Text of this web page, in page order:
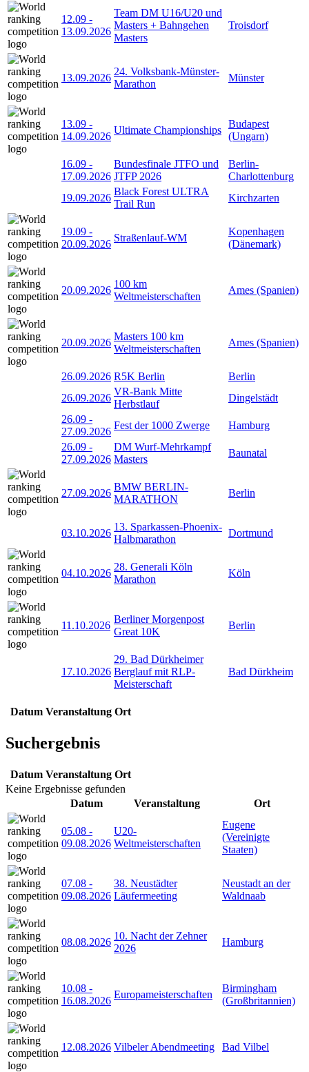
12.09 -
13.09.2026
Team DM U16/U20 und
Masters + Bahngehen
Masters
Troisdorf
13.09.2026
24. Volksbank-Münster-
Marathon
Münster
13.09 -
14.09.2026
Ultimate Championships
Budapest
(Ungarn)
16.09 -
17.09.2026
Bundesfinale JTFO und
JTFP 2026
Berlin-
Charlottenburg
19.09.2026
Black Forest ULTRA
Trail Run
Kirchzarten
19.09 -
20.09.2026
Straßenlauf-WM
Kopenhagen
(Dänemark)
20.09.2026
100 km
Weltmeisterschaften
Ames (Spanien)
20.09.2026
Masters 100 km
Weltmeisterschaften
Ames (Spanien)
26.09.2026 R5K Berlin
Berlin
26.09.2026
VR-Bank Mitte
Herbstlauf
Dingelstädt
26.09 -
27.09.2026
Fest der 1000 Zwerge
Hamburg
26.09 -
27.09.2026
DM Wurf-Mehrkampf
Masters
Baunatal
27.09.2026
BMW BERLIN-
MARATHON
Berlin
03.10.2026
13. Sparkassen-Phoenix-
Halbmarathon
Dortmund
04.10.2026
28. Generali Köln
Marathon
Köln
11.10.2026
Berliner Morgenpost
Great 10K
Berlin
17.10.2026
29. Bad Dürkheimer
Berglauf mit RLP-
Meisterschaft
Bad Dürkheim
Datum Veranstaltung Ort
Suchergebnis
Datum Veranstaltung Ort
Keine Ergebnisse gefunden
Datum
Veranstaltung Ort
05.08 -
09.08.2026
U20-
Weltmeisterschaften
Eugene
(Vereinigte
Staaten)
07.08 -
09.08.2026
38. Neustädter
Läufermeeting
Neustadt an der
Waldnaab
08.08.2026
10. Nacht der Zehner
2026
Hamburg
10.08 -
16.08.2026
Europameisterschaften
Birmingham
(Großbritannien)
12.08.2026 Vilbeler Abendmeeting Bad Vilbel